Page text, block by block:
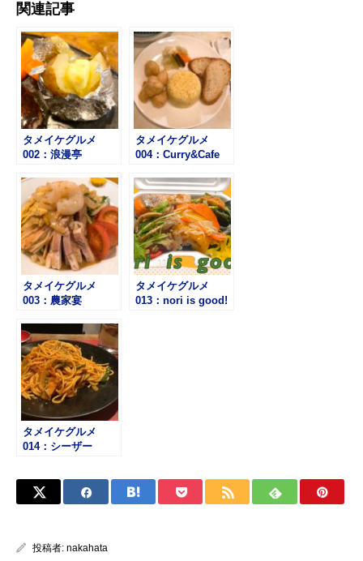
関連記事
タメイケグルメ
002：浪漫亭
タメイケグルメ
004：Curry&Cafe
タメイケグルメ
003：農家宴
タメイケグルメ
013：nori is good!
タメイケグルメ
014：シーザー
投稿者: nakahata